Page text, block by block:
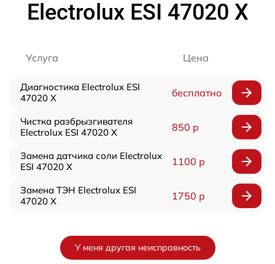
Electrolux ESI 47020 X
Услуга Цена
Диагностика Electrolux ESI
47020 X
бесплатно
Чистка разбрызгивателя
Electrolux ESI 47020 X
850 р
Замена датчика соли Electrolux
ESI 47020 X
1100 р
Замена ТЭН Electrolux ESI
47020 X
1750 р
У меня другая неисправность